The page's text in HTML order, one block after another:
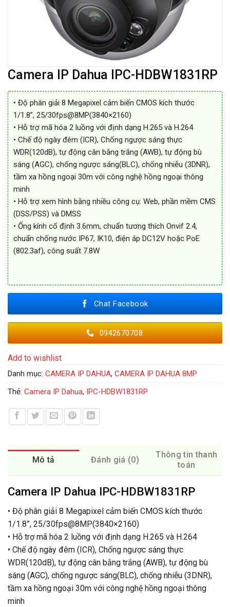
Camera IP Dahua IPC-HDBW1831RP
• Độ phân giải 8 Megapixel cảm biến CMOS kích thước
1/1.8”, 25/30fps@8MP(3840×2160)
• Hỗ trợ mã hóa 2 luồng với định dạng H.265 và H.264
• Chế độ ngày đêm (ICR), Chống ngược sáng thực
WDR(120dB), tự động cân bằng trắng (AWB), tự động bù
sáng (AGC), chống ngược sáng(BLC), chống nhiễu (3DNR),
tầm xa hồng ngoại 30m với công nghệ hồng ngoại thông
minh
• Hỗ trợ xem hình bằng nhiều công cụ: Web, phần mềm CMS
(DSS/PSS) và DMSS
• Ống kính cố định 3.6mm, chuẩn tương thích Onvif 2.4,
chuẩn chống nước IP67, IK10, điện áp DC12V hoặc PoE
(802.3af), công suất 7.8W
Chat Facebook
0942670708
Add to wishlist
Danh mục: CAMERA IP DAHUA, CAMERA IP DAHUA 8MP
Thẻ: Camera IP Dahua, IPC-HDBW1831RP
Mô tả Đánh giá (0)
Thông tin thanh
toán
Camera IP Dahua IPC-HDBW1831RP
• Độ phân giải 8 Megapixel cảm biến CMOS kích thước
1/1.8”, 25/30fps@8MP(3840×2160)
• Hỗ trợ mã hóa 2 luồng với định dạng H.265 và H.264
• Chế độ ngày đêm (ICR), Chống ngược sáng thực
WDR(120dB), tự động cân bằng trắng (AWB), tự động bù
sáng (AGC), chống ngược sáng(BLC), chống nhiễu (3DNR),
tầm xa hồng ngoại 30m với công nghệ hồng ngoại thông
minh